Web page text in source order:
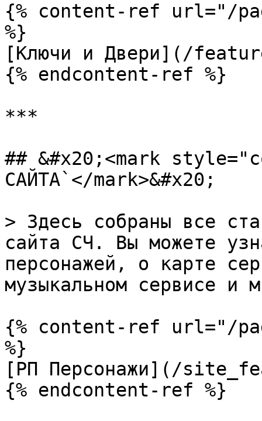
{% content-ref url="/
%}
[Ключи и Двери](/
{% endcontent-ref %}
***
## &#x20;<mark
САЙТА`</mark>&#x20;
> Здесь собраны все
сайта СЧ. Вы можете
персонажей, о карте
музыкальном сервисе и
{% content-ref url="/
%}
[РП Персонажи](/
{% endcontent-ref %}